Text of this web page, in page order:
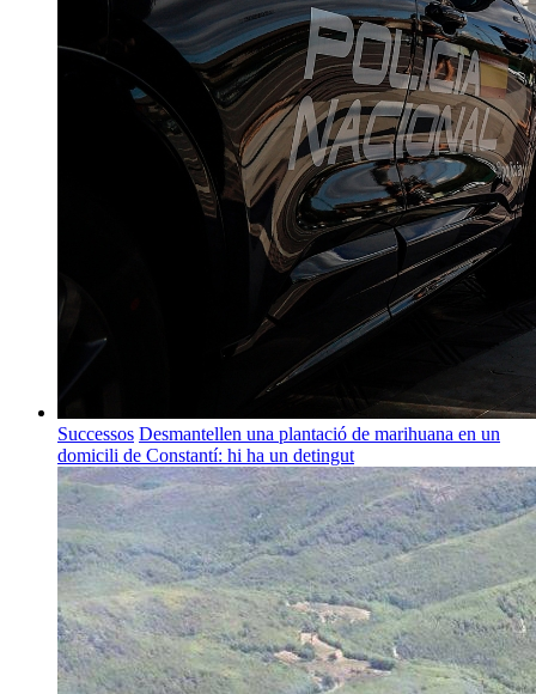
Successos Desmantellen una plantació de marihuana en un
domicili de Constantí: hi ha un detingut